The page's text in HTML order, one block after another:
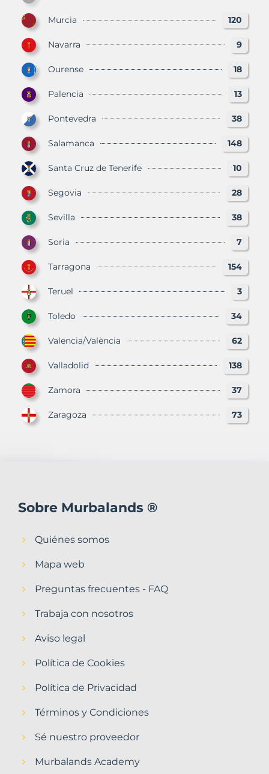
Murcia 120
Navarra 9
Ourense 18
Palencia 13
Pontevedra 38
Salamanca 148
Santa Cruz de Tenerife 10
Segovia 28
Sevilla 38
Soria 7
Tarragona 154
Teruel 3
Toledo 34
Valencia/València 62
Valladolid 138
Zamora 37
Zaragoza 73
Sobre Murbalands ®
Quiénes somos
Mapa web
Preguntas frecuentes - FAQ
Trabaja con nosotros
Aviso legal
Política de Cookies
Política de Privacidad
Términos y Condiciones
Sé nuestro proveedor
Murbalands Academy